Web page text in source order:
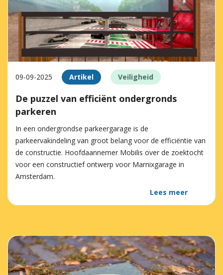
09-09-2025 Artikel Veiligheid
De puzzel van efficiënt ondergronds
parkeren
In een ondergrondse parkeergarage is de
parkeervakindeling van groot belang voor de efficiëntie van
de constructie. Hoofdaannemer Mobilis over de zoektocht
voor een constructief ontwerp voor Marnixgarage in
Amsterdam.
Lees meer